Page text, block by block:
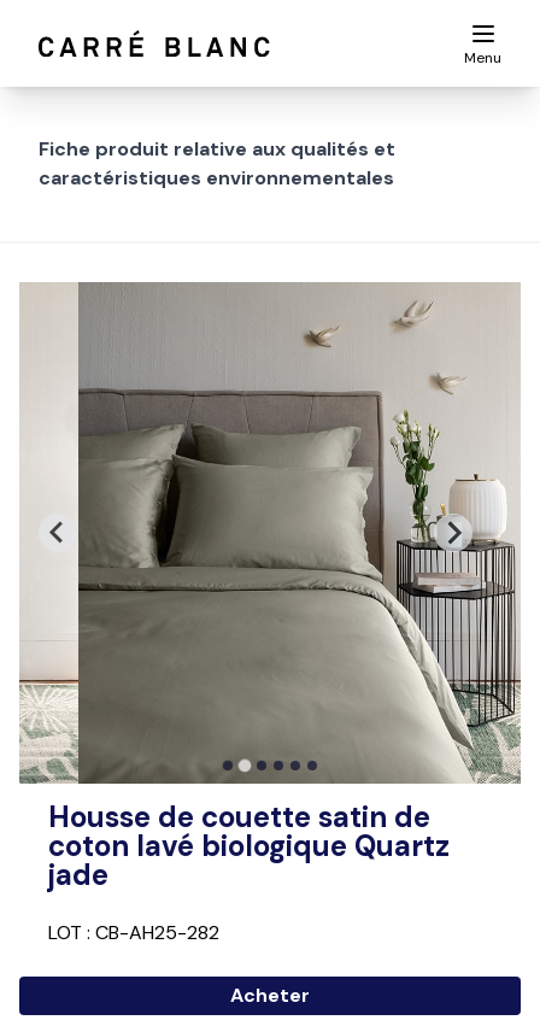
Menu
Fiche produit relative aux qualités et
caractéristiques environnementales
Housse de couette satin de
coton lavé biologique Quartz
jade
LOT : CB-AH25-282
Acheter